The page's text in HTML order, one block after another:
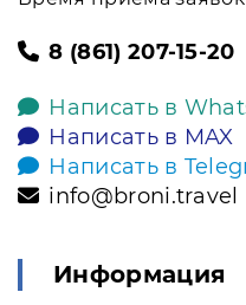
8 (861) 207-15-20
Написать в
Написать в MAX
Написать в
info@broni.travel
Информация